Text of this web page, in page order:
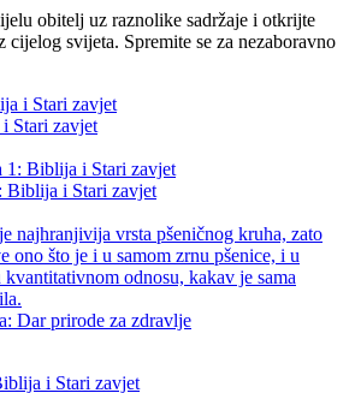
obitelj uz raznolike sadržaje i otkrijte
cijelog svijeta. Spremite se za nezaboravno
Stari zavjet
Biblija i Stari zavjet
Dar prirode za zdravlje